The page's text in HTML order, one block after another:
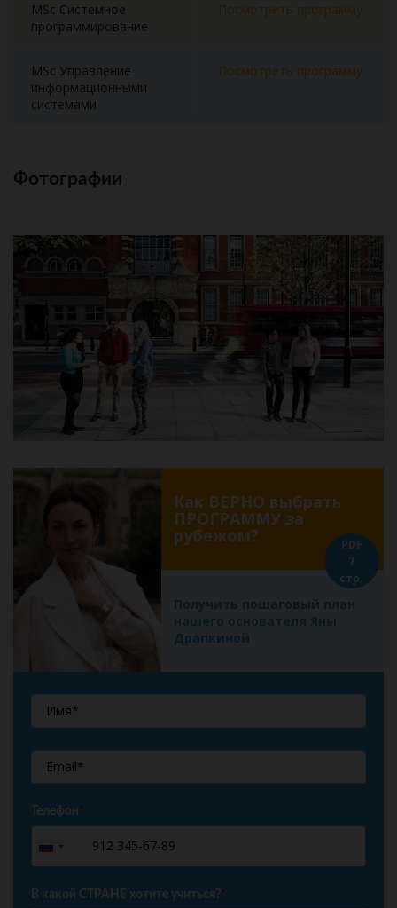
MSc Системное
программирование
Посмотреть программу
MSc Управление
информационными
системами
Посмотреть программу
Фотографии
Как ВЕРНО выбрать
ПРОГРАММУ за
рубежом?
Получить пошаговый план
нашего основателя Яны
Драпкиной
PDF
7
стр.
Телефон*
Russia
+7
В какой СТРАНЕ хотите учиться?*